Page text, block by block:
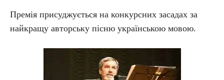
Премія присуджується на конкурсних засадах за
найкращу авторську пісню українською мовою.